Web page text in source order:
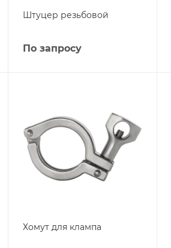
Штуцер резьбовой
По запросу
Хомут для клампа